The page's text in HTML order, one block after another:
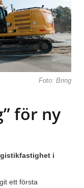
Foto: Bring
för ny
i
ett första